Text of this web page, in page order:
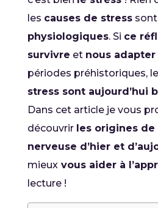
les causes de stresssont
physiologiques. Si ce
survivre et nous adapter
périodes préhistoriques,
stress sont aujourd’hui
Dans cet article je vous
découvrir les origines
nerveuse d’hier et
mieuxvous aider à
lecture !